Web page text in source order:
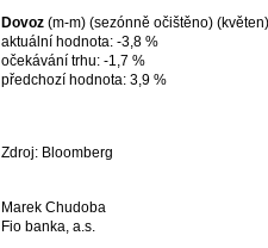
Dovoz (m-m) (sezónně očištěno)
aktuální hodnota: -3,8 %
očekávání trhu: -1,7 %
předchozí hodnota: 3,9 %
Zdroj: Bloomberg
Marek Chudoba
Fio banka, a.s.